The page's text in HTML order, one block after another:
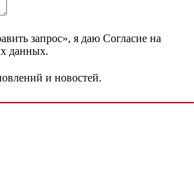
запрос», я даю Согласие на
данных.
и новостей.